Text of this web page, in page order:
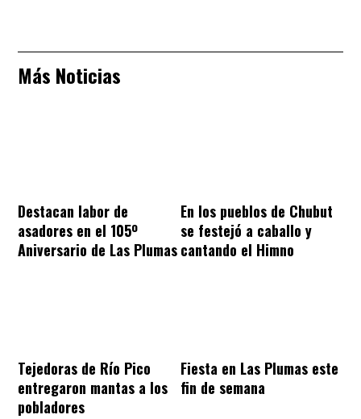
Más Noticias
Destacan labor de
asadores en el 105º
Aniversario de Las Plumas
En los pueblos de Chubut
se festejó a caballo y
cantando el Himno
Tejedoras de Río Pico
entregaron mantas a los
pobladores
Fiesta en Las Plumas este
fin de semana